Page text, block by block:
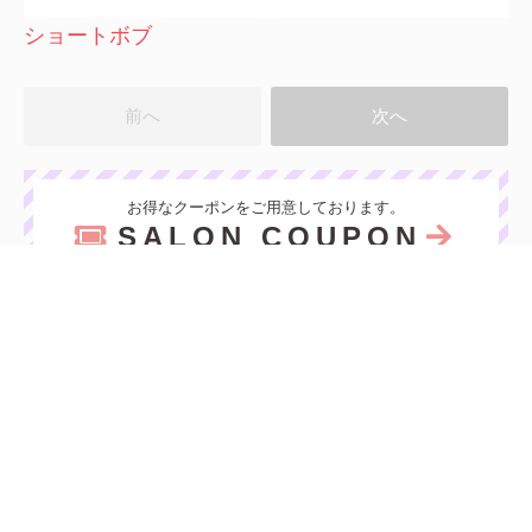
ショートボブ
前へ 次へ
お得なクーポンをご用意しております。
SALON COUPON